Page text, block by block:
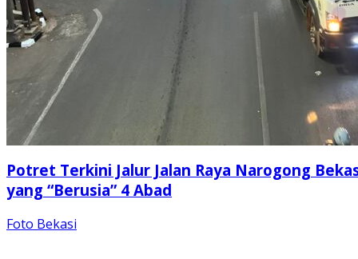
Potret Terkini Jalur Jalan Raya Narogong
yang “Berusia” 4 Abad
Foto Bekasi